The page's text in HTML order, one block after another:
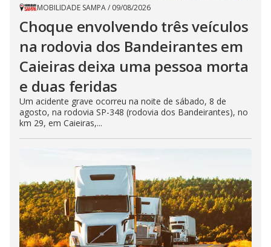
MOBILIDADE SAMPA/ 09/08/2026
Choque envolvendo três veículos
na rodovia dos Bandeirantes em
Caieiras deixa uma pessoa morta
e duas feridas
Um acidente grave ocorreu na noite de sábado, 8 de
agosto, na rodovia SP-348 (rodovia dos Bandeirantes), no
km 29, em Caieiras,...